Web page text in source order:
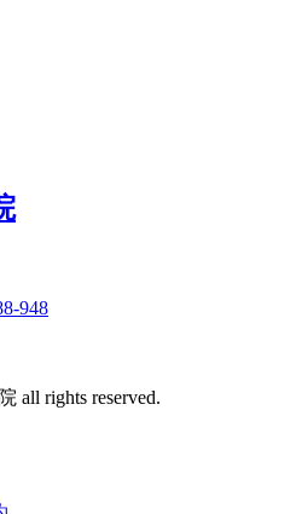
all rights reserved.